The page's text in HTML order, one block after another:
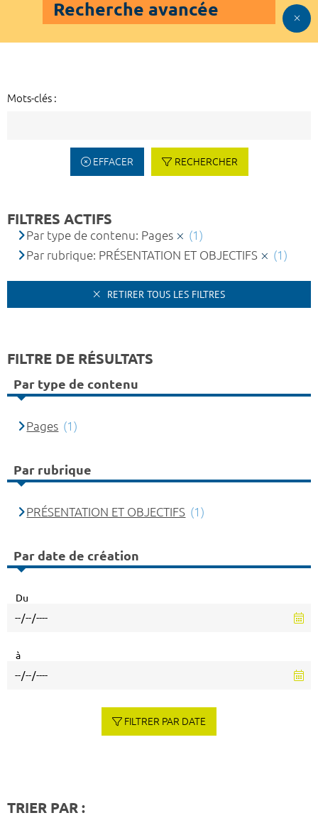
Recherche avancée
Mots-clés :
EFFACER RECHERCHER
FILTRES ACTIFS
Par type de contenu: Pages
(1)
Par rubrique: PRÉSENTATION ET OBJECTIFS
(1)
RETIRER TOUS LES FILTRES
FILTRE DE RÉSULTATS
Par type de contenu
Pages (1)
Par rubrique
PRÉSENTATION ET OBJECTIFS (1)
Par date de création
Du
à
FILTRER PAR DATE
TRIER PAR :